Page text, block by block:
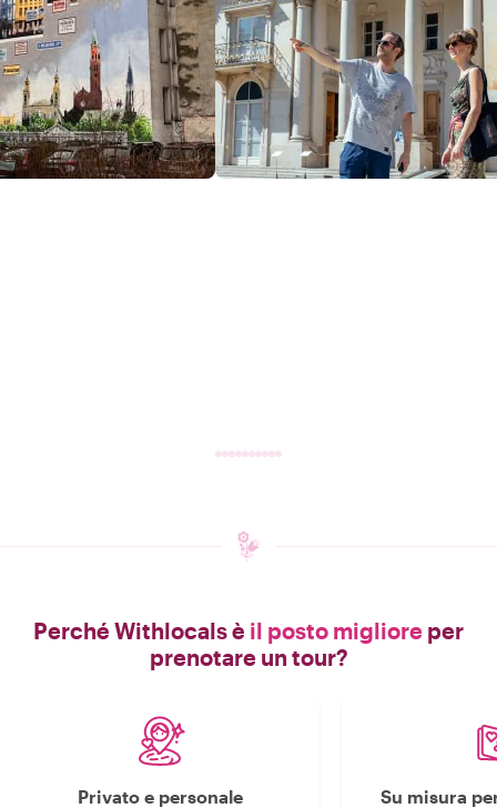
Perché Withlocals è il posto migliore per
prenotare un tour?
Privato e personale Su misura